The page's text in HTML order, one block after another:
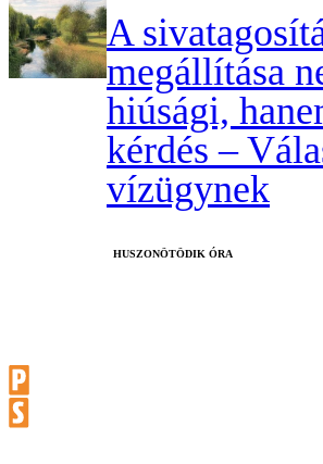
A
megállítása
hiúsági,
kérdés –
vízügynek
HUSZONÖTÖDIK ÓRA